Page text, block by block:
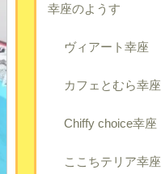
幸座のようす
ヴィアート幸座
カフェとむら幸座
Chiffy choice幸座
ここちテリア幸座